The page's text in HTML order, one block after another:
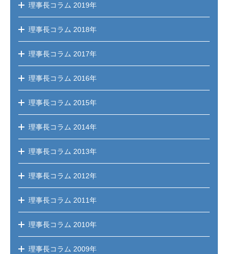
理事長コラム 2019年
理事長コラム 2018年
理事長コラム 2017年
理事長コラム 2016年
理事長コラム 2015年
理事長コラム 2014年
理事長コラム 2013年
理事長コラム 2012年
理事長コラム 2011年
理事長コラム 2010年
理事長コラム 2009年